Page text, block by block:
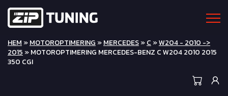
HEM »MOTOROPTIMERING »MERCEDES»C »W204 - 2010 ->
2015 » MOTOROPTIMERING MERCEDES-BENZ C W204 2010 2015
350 CGI